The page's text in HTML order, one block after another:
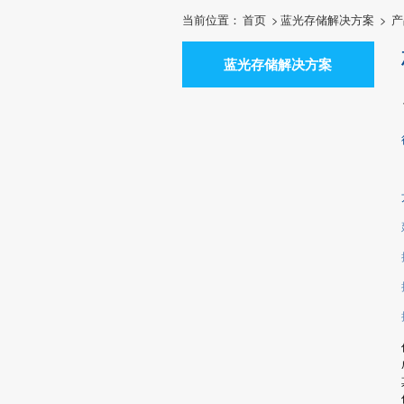
当前位置： 首页 > 蓝光存储解决方案 >
蓝光存储解决方案